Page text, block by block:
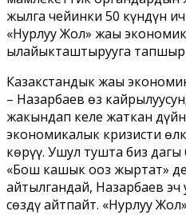
жылга чейинки 50 күндүн
«Нурлуу Жол» жаңы
ылайыкташтырууга
Казакстандык жаңы
– Назарбаев өз
жакындап келе жаткан
экономикалык кризисти
көрүү. Ушул тушта биз дагы
«Бош кашык ооз жыртат»
айтылгандай, Назарбаев
сөздү айтпайт. «Нурлуу